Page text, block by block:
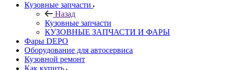
Кузовные запчасти
Назад
Кузовные запчасти
КУЗОВНЫЕ ЗАПЧАСТИ И ФАРЫ
Фары DEPO
Оборудование для автосервиса
Кузовной ремонт
Как купить